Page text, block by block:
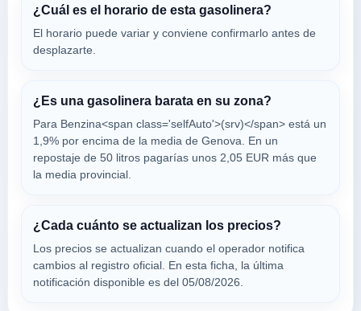
4324
Europa 770
Stazione di
a 1.46 Km
Corso Europa 844
GENOVA-VIA DEI
a 1.48 Km
Via Dei Mille Ang. Tabarca 9/r
¿Cuál es el horario de esta gasolinera?
El horario puede variar y conviene confirmarlo antes de
desplazarte.
¿Es una gasolinera barata en su zona?
Para Benzina<span class='selfAuto'>(srv)</span> está un
1,9% por encima de la media de Genova. En un
repostaje de 50 litros pagarías unos 2,05 EUR más que
la media provincial.
¿Cada cuánto se actualizan los precios?
Los precios se actualizan cuando el operador notifica
cambios al registro oficial. En esta ficha, la última
notificación disponible es del 05/08/2026.